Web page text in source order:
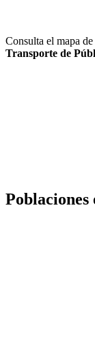
Consulta el mapa
Transporte de